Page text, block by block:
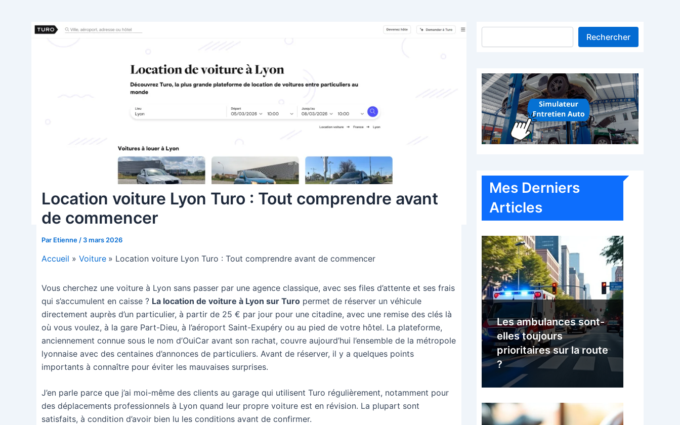
Location voiture Lyon Turo : Tout comprendre avant
de commencer
Par Etienne / 3 mars 2026
Accueil Voiture Location voiture Lyon Turo : Tout comprendre avant de commencer
Vous cherchez une voiture à Lyon sans passer par une agence classique, avec ses files d’attente et ses frais
qui s’accumulent en caisse ? La location de voiture à Lyon sur Turo permet de réserver un véhicule
directement auprès d’un particulier, à partir de 25 € par jour pour une citadine, avec une remise des clés là
où vous voulez, à la gare Part-Dieu, à l’aéroport Saint-Exupéry ou au pied de votre hôtel. La plateforme,
anciennement connue sous le nom d’OuiCar avant son rachat, couvre aujourd’hui l’ensemble de la métropole
lyonnaise avec des centaines d’annonces de particuliers. Avant de réserver, il y a quelques points
importants à connaître pour éviter les mauvaises surprises.
J’en parle parce que j’ai moi-même des clients au garage qui utilisent Turo régulièrement, notamment pour
des déplacements professionnels à Lyon quand leur propre voiture est en révision. La plupart sont
satisfaits, à condition d’avoir bien lu les conditions avant de confirmer.
Rechercher
Mes Derniers
Articles
Les ambulances sont-
elles toujours
prioritaires sur la route
?